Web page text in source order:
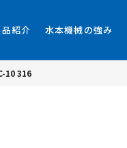
紹介 水本機械の強み
10 316